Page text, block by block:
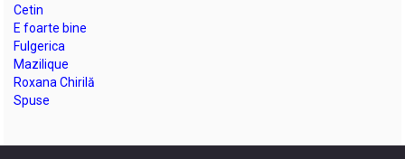
Cetin
E foarte bine
Fulgerica
Mazilique
Roxana Chirilă
Spuse